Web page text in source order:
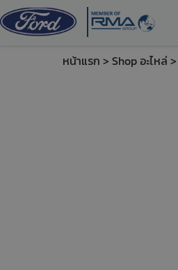
หน้าแรก > Shop อะไหล่ >